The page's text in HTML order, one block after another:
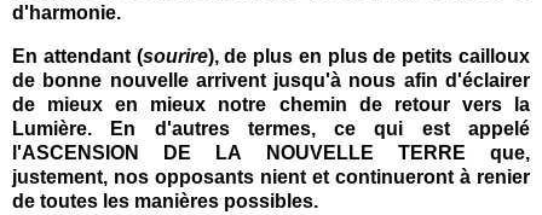
d'harmonie.
En attendant (sourire), de plus en plus de petits cailloux
de bonne nouvelle arrivent jusqu'à nous afin d'éclairer
de mieux en mieux notre chemin de retour vers la
Lumière. En d'autres termes, ce qui est appelé
l'ASCENSION DE LA NOUVELLE TERRE que,
justement, nos opposants nient et continueront à renier
de toutes les manières possibles.